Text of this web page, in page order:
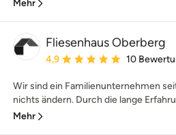
Mehr
Fliesenhaus Oberberg
Durchschnittliche Bewertung:
4,9 10
Wir sind ein Familienunternehmen
nichts ändern. Durch die lange
Mehr